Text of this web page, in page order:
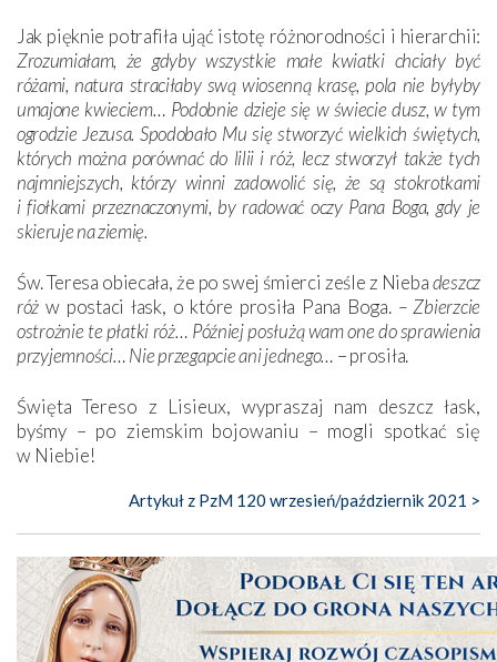
Jak pięknie potrafiła ująć istotę różnorodności i hierarchii:
Zrozumiałam, że gdyby wszystkie małe kwiatki chciały być
różami, natura straciłaby swą wiosenną krasę, pola nie byłyby
umajone kwieciem… Podobnie dzieje się w świecie dusz, w tym
ogrodzie Jezusa. Spodobało Mu się stworzyć wielkich świętych,
których można porównać do lilii i róż, lecz stworzył także tych
najmniejszych, którzy winni zadowolić się, że są stokrotkami
i fiołkami przeznaczonymi, by radować oczy Pana Boga, gdy je
skieruje na ziemię.
Św. Teresa obiecała, że po swej śmierci ześle z Niebadeszcz
róż w postaci łask, o które prosiła Pana Boga. – Zbierzcie
ostrożnie te płatki róż… Później posłużą wam one do sprawienia
przyjemności… Nie przegapcie ani jednego… – prosiła.
Święta Tereso z Lisieux, wypraszaj nam deszcz łask,
byśmy – po ziemskim bojowaniu – mogli spotkać się
w Niebie!
Artykuł z PzM 120 wrzesień/październik 2021 >